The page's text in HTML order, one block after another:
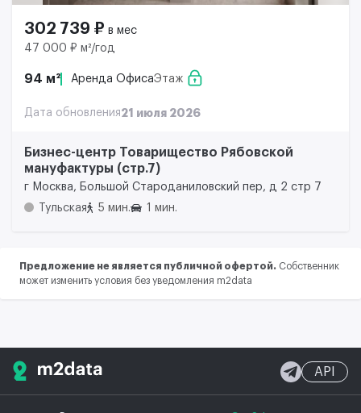
302 739 ₽ в мес
47 000 ₽ м²/год
94 м² Аренда ОфисаЭтаж
Дата обновления21 июля 2026
Бизнес-центр Товарищество Рябовской
мануфактуры (стр.7)
г Москва, Большой Староданиловский пер, д 2 стр 7
Тульская
5 мин. 1 мин.
Предложение не является публичной офертой. Собственник
может изменить условия без уведомления m2data
API